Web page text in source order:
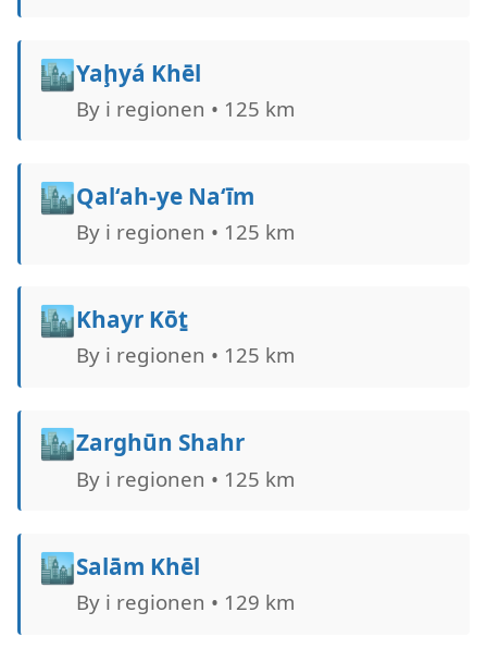
🏙️Yaḩyá Khēl
By i regionen • 125 km
🏙️Qal‘ah-ye Na‘īm
By i regionen • 125 km
🏙️Khayr Kōṯ
By i regionen • 125 km
🏙️Zarghūn Shahr
By i regionen • 125 km
🏙️Salām Khēl
By i regionen • 129 km